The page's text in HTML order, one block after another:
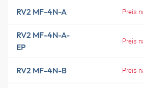
RV2 MF-4N-A Preis
RV2 MF-4N-A-
EP
Preis
RV2 MF-4N-B Preis